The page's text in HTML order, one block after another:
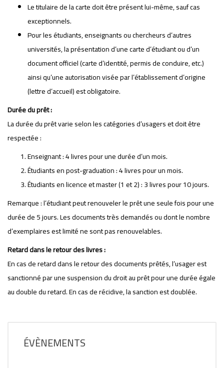
Le titulaire de la carte doit être présent lui-même, sauf cas
exceptionnels.
Pour les étudiants, enseignants ou chercheurs d’autres
universités, la présentation d’une carte d’étudiant ou d’un
document officiel (carte d’identité, permis de conduire, etc.)
ainsi qu’une autorisation visée par l’établissement d’origine
(lettre d’accueil) est obligatoire.
Durée du prêt :
La durée du prêt varie selon les catégories d’usagers et doit être
respectée :
Enseignant : 4 livres pour une durée d’un mois.
Étudiants en post-graduation : 4 livres pour un mois.
Étudiants en licence et master (1 et 2) : 3 livres pour 10 jours.
Remarque : l’étudiant peut renouveler le prêt une seule fois pour une
durée de 5 jours. Les documents très demandés ou dont le nombre
d’exemplaires est limité ne sont pas renouvelables.
Retard dans le retour des livres :
En cas de retard dans le retour des documents prêtés, l’usager est
sanctionné par une suspension du droit au prêt pour une durée égale
au double du retard. En cas de récidive, la sanction est doublée.
ÉVÈNEMENTS